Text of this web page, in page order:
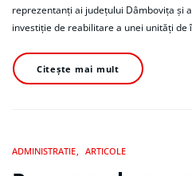
reprezentanți ai județului Dâmbovița și
investiție de reabilitare a unei unități de
Citește mai mult
ADMINISTRATIE ARTICOLE